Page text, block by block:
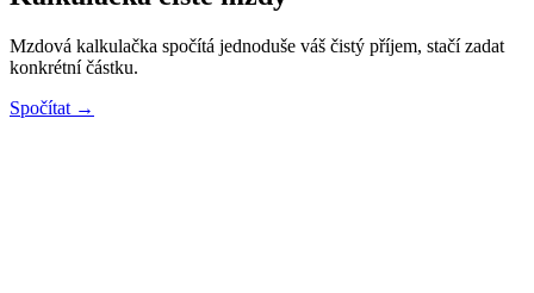
Mzdová kalkulačka spočítá jednoduše váš čistý příjem, stačí zadat
konkrétní částku.
Spočítat →